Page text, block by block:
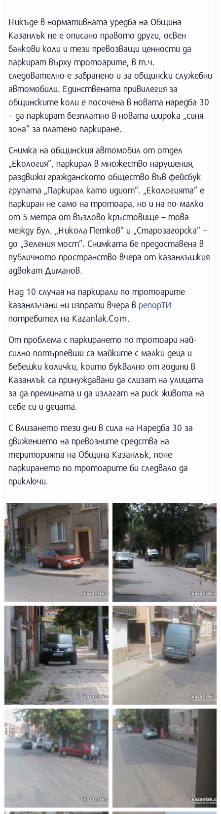
Никъде в нормативната уредба на Община
Казанлък не е описано правото други, освен
банкови коли и тези превозващи ценности да
паркират върху тротоарите, в т.ч.
следователно е забранено и за общински служебни
автомобили. Единствената привилегия за
общинските коли е посочена в новата наредба 30
– да паркират безплатно в новата широка „синя
зона” за платено паркиране.
Снимка на общинския автомобил от отдел
„Екология”, паркирал в множество нарушения,
раздвижи гражданското общество във фейсбук
групaта „Паркирал като идиот”. „Екологията” е
паркиран не само на тротоара, но и на по-малко
от 5 метра от възлово кръстовище – това
между бул. „Никола Петков” и „Старозагорскa” –
до „Зеления мост”. Снимката бе предоставена в
публичното пространство вчера от казанлъшкия
адвокат Диманов.
Над 10 случая на паркирали по тротоарите
казанлъчани ни изпрати вчера в репорТИ
потребител на Kazanlak.Com.
От проблема с паркирането по тротоари най-
силно потърпевши са майките с малки деца и
бебешки колички, които буквално от години в
Казанлък са принуждавани да слизат на улицата
за да премината и да излагат на риск живота на
себе си и децата.
С влизането тези дни в сила на Наредба 30 за
движението на превозните средства на
територията на Община Казанлък, поне
паркирането по тротоарите би следвало да
приключи.